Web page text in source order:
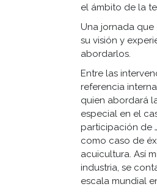
el ámbito de la
Una jornada
su visión y
abordarlos.
Entre las
referencia
quien abordará
especial en el
participación de
como caso de
acuicultura. Así
industria, se
escala mundial